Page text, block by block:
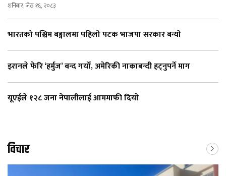
शनिबार, जेठ १६, २०८३
भारतको पश्चिम बङ्गालमा पहिलो पटक भाजपा सरकार बन्यो
इरानले फेरि ‘हर्मुज’ बन्द गर्यो, अमेरिकी नाकाबन्दी हट्नुपर्ने माग
यूएईले १२८ जना नेपालीलाई आममाफी दियाे
विचार